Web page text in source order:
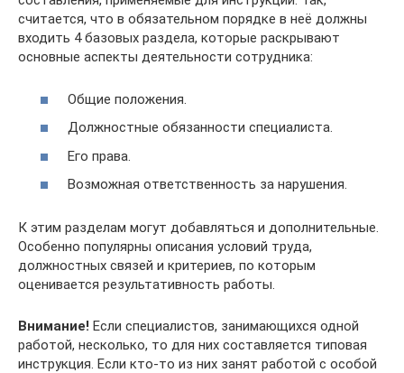
считается, что в обязательном порядке в неё должны
входить 4 базовых раздела, которые раскрывают
основные аспекты деятельности сотрудника:
Общие положения.
Должностные обязанности специалиста.
Его права.
Возможная ответственность за нарушения.
К этим разделам могут добавляться и дополнительные.
Особенно популярны описания условий труда,
должностных связей и критериев, по которым
оценивается результативность работы.
Внимание! Если специалистов, занимающихся одной
работой, несколько, то для них составляется типовая
инструкция. Если кто-то из них занят работой с особой